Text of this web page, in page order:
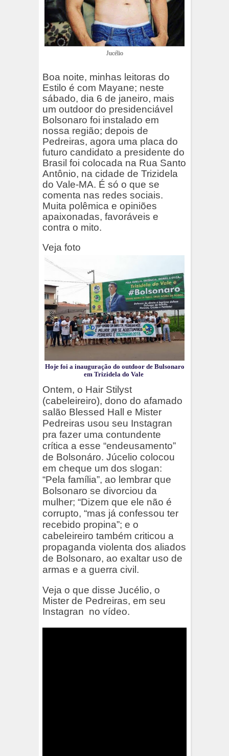
Jucélio
Boa noite, minhas leitoras do
Estilo é com Mayane; neste
sábado, dia 6 de janeiro, mais
um outdoor do presidenciável
Bolsonaro foi instalado em
nossa região; depois de
Pedreiras, agora uma placa do
futuro candidato a presidente do
Brasil foi colocada na Rua Santo
Antônio, na cidade de Trizidela
do Vale-MA. É só o que se
comenta nas redes sociais.
Muita polêmica e opiniões
apaixonadas, favoráveis e
contra o mito.
Veja foto
Hoje foi a inauguração do outdoor de Bulsonaro
em Trizidela do Vale
Ontem, o Hair Stilyst
(cabeleireiro), dono do afamado
salão Blessed Hall e Mister
Pedreiras usou seu Instagran
pra fazer uma contundente
crítica a esse “endeusamento”
de Bolsonáro. Júcelio colocou
em cheque um dos slogan:
“Pela família”, ao lembrar que
Bolsonaro se divorciou da
mulher; “Dizem que ele não é
corrupto, “mas já confessou ter
recebido propina”; e o
cabeleireiro também criticou a
propaganda violenta dos aliados
de Bolsonaro, ao exaltar uso de
armas e a guerra civil.
Veja o que disse Jucélio, o
Mister de Pedreiras, em seu
Instagran no vídeo.